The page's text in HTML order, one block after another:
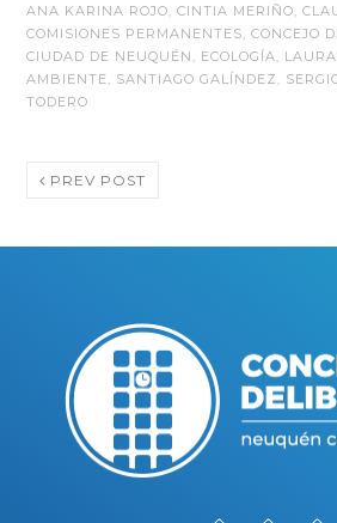
ANA KARINA ROJO ,CINTIA MERIÑO ,
COMISIONES PERMANENTES ,CONCEJO
CIUDAD DE NEUQUÉN
ECOLOGÍA
AMBIENTE
SANTIAGO GALÍNDEZ
TODERO
PREV POST